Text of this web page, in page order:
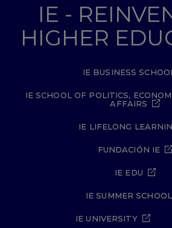
IE -
HIGHER
IE BUSINESS SCHOOL
IE SCHOOL OF POLITICS,
AFFAIRS
IE LIFELONG
FUNDACIÓN IE
IE EDU
IE SUMMER SCHOOL
IE UNIVERSITY